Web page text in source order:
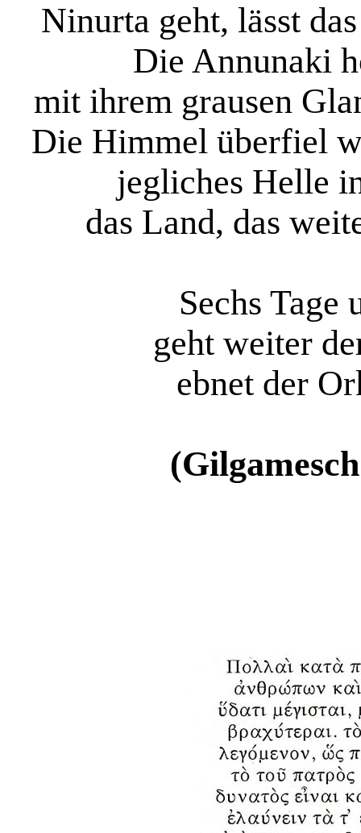
Ninurta geht, lässt
Die Annunaki
mit ihrem grausen
Die Himmel überfiel
jegliches Helle
das Land, das
Sechs Tage
geht weiter
ebnet der